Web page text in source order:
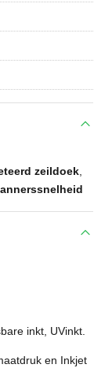
zeildoek
inkt, UVinkt.
en Inkjet